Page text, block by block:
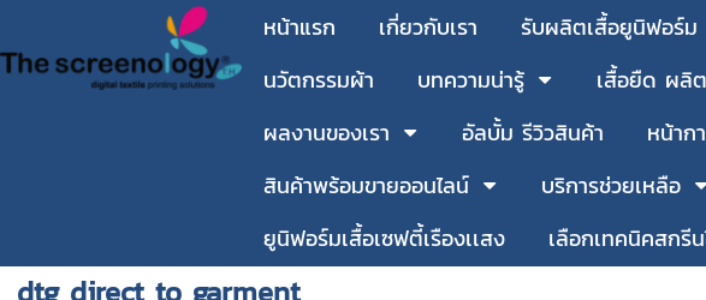
หน้าแรก เกี่ยวกับเรา รับผลิตเสื้อยูนิฟอร์ม
นวัตกรรมผ้า
บทความน่ารู้ เสื้อยืด ผลิ
ผลงานของเรา
อัลบั้ม รีวิวสินค้า หน้าก
สินค้าพร้อมขายออนไลน์
บริการช่วยเหลือ
ยูนิฟอร์มเสื้อเซฟตี้เรืองเเสง
เลือกเทคนิคสกรี